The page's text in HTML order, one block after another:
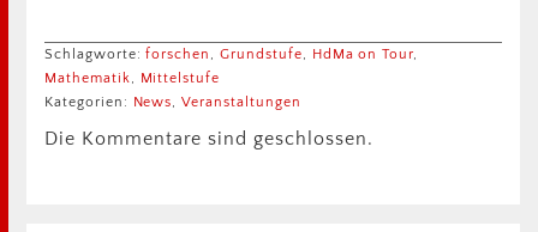
Schlagworte:forschen ,Grundstufe, HdMa on Tour,
Mathematik, Mittelstufe
Kategorien: News,Veranstaltungen
Die Kommentare sind geschlossen.